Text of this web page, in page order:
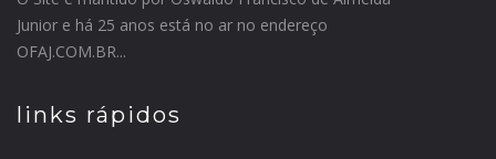
Junior e há 25 anos está no ar no endereço
OFAJ.COM.BR...
links rápidos